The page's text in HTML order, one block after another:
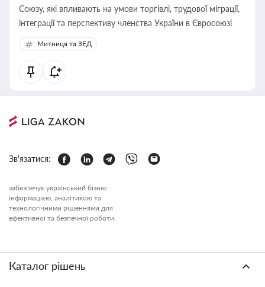
Союзу, які впливають на умови торгівлі, трудової міграції,
інтеграції та перспективу членства України в Євросоюзі
Митниця та ЗЕД
Зв'язатися:
забезпечує український бізнес
інформацією, аналітикою та
технологічними рішеннями для
ефективної та безпечної роботи.
Каталог рішень